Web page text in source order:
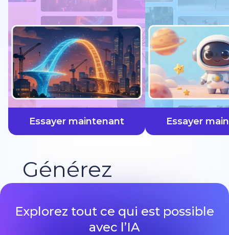
Essayer maintenant Essayer
Générez
plus vite
Explorez tout ce qui est possible
avec l’IA